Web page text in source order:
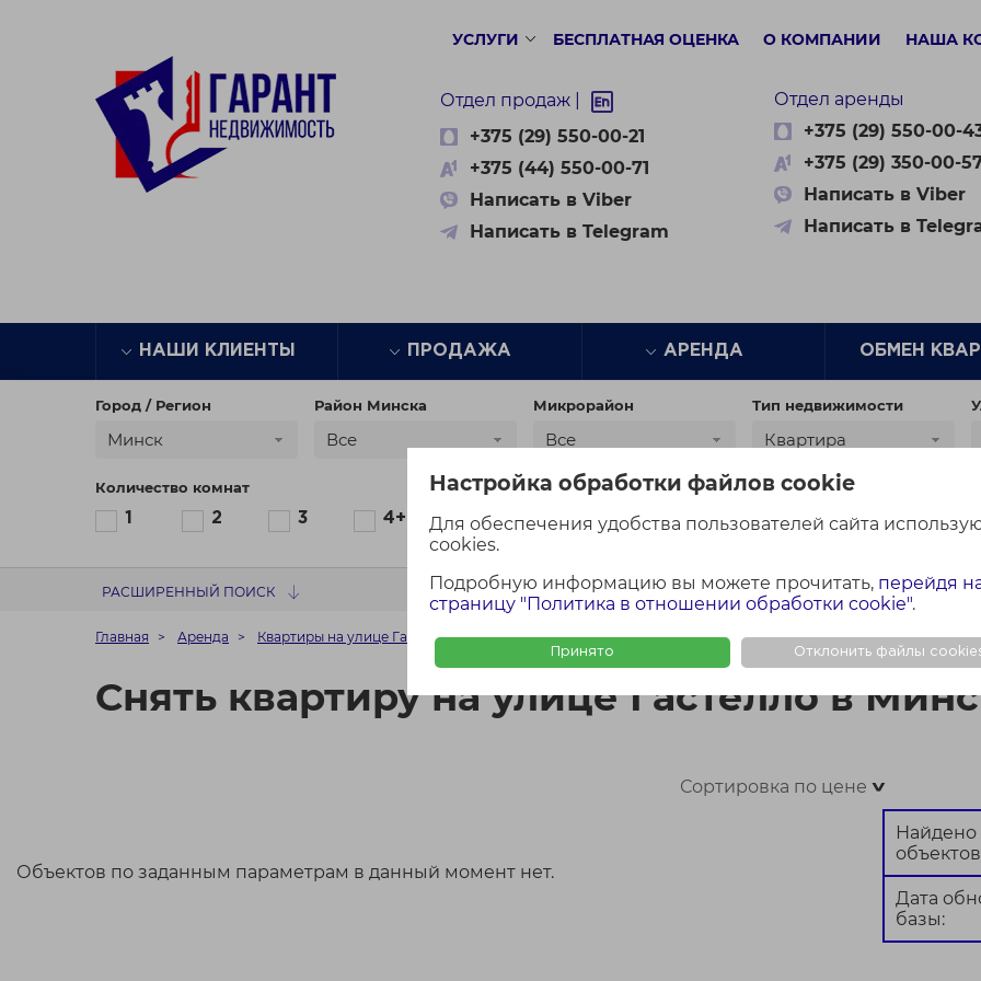
Настройка обработки файлов cookie
Для обеспечения удобства пользователей сайта
cookies.
Подробную информацию вы можете прочитать, перейдя
страницу "Политика в отношении обработки cookie".
Принято Отклонить файлы
УСЛУГИ БЕСПЛАТНАЯ ОЦЕНКА О КОМПАНИИ НАША
Отдел продаж |
+375 (29) 550-00-21
+375 (44) 550-00-71
Написать в Viber
Написать в Telegram
Отдел аренды
+375 (29) 550-00-
+375 (29) 350-00-
Написать в Viber
Написать в
НАШИ КЛИЕНТЫ ПРОДАЖА АРЕНДА ОБМЕН
Город / Регион
Минск
Район Минска
Все
Микрорайон
Все
Тип недвижимости
Квартира
Количество комнат
1 2 3 4+
Цена
РАСШИРЕННЫЙ ПОИСК ФОТО + КАРТА ФОТО
Главная Аренда Квартиры на улице Гастелло в Минске
Снять квартиру на улице Гастелло в
Сортировка по цене>
Объектов по заданным параметрам в данный момент нет.
Найдено
Дата
базы: